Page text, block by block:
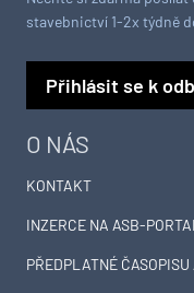
O NÁS
KONTAKT
INZERCE NA ASB-
PŘEDPLATNÉ ČASOPISU
stavebnictví 1-2x týdně
Přihlásit se k